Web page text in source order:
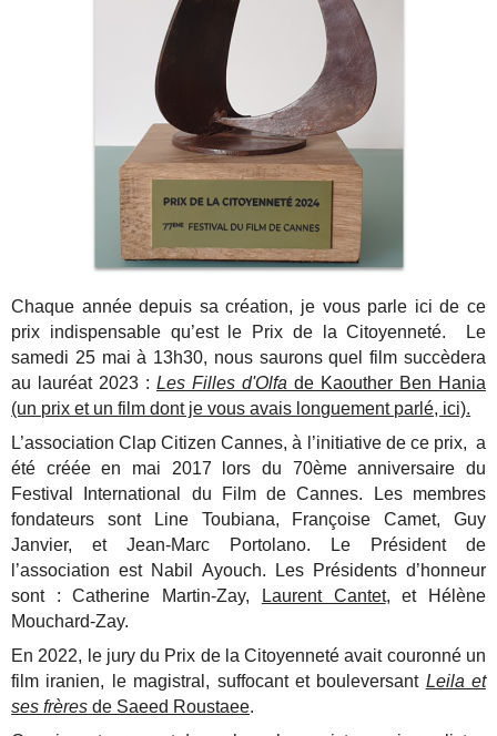
Chaque année depuis sa création, je vous parle ici de ce
prix indispensable qu’est le Prix de la Citoyenneté. Le
samedi 25 mai à 13h30, nous saurons quel film succèdera
au lauréat 2023 :Les Filles d'Olfa de Kaouther Ben Hania
(un prix et un film dont je vous avais longuement parlé, ici).
L’association Clap Citizen Cannes, à l’initiative de ce prix, a
été créée en mai 2017 lors du 70ème anniversaire du
Festival International du Film de Cannes. Les membres
fondateurs sont Line Toubiana, Françoise Camet, Guy
Janvier, et Jean-Marc Portolano. Le Président de
l’association est Nabil Ayouch. Les Présidents d’honneur
sont : Catherine Martin-Zay,
Laurent Cantet, et Hélène
Mouchard-Zay.
En 2022, le jury du Prix de la Citoyenneté avait couronné un
film iranien, le magistral, suffocant et bouleversant Leila et
ses frères de Saeed Roustaee.